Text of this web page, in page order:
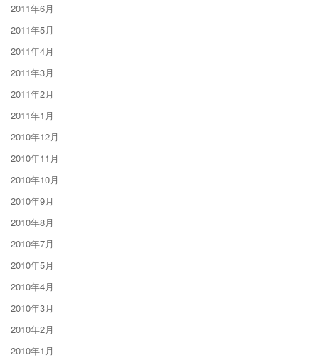
2011年6月
2011年5月
2011年4月
2011年3月
2011年2月
2011年1月
2010年12月
2010年11月
2010年10月
2010年9月
2010年8月
2010年7月
2010年5月
2010年4月
2010年3月
2010年2月
2010年1月